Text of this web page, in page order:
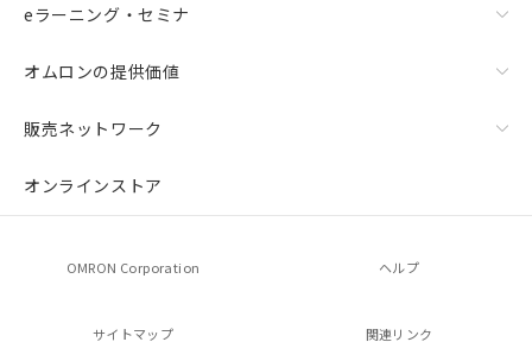
eラーニング・セミナ
オムロンの提供価値
販売ネットワーク
オンラインストア
OMRON Corporation ヘルプ
サイトマップ 関連リンク